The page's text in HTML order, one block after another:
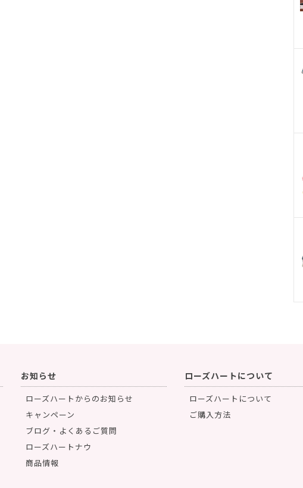
お知らせ
ローズハートからのお知らせ
キャンペーン
ブログ・よくあるご質問
ローズハートナウ
商品情報
ローズハートについて
ローズハートについて
ご購入方法